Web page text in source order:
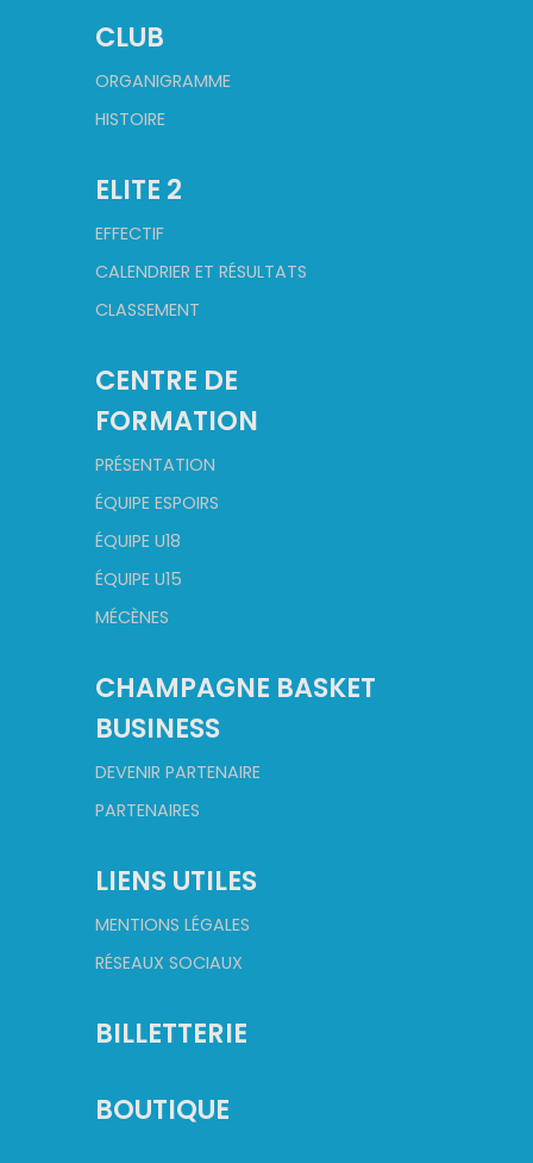
CLUB
ORGANIGRAMME
HISTOIRE
ELITE 2
EFFECTIF
CALENDRIER ET RÉSULTATS
CLASSEMENT
CENTRE DE
FORMATION
PRÉSENTATION
ÉQUIPE ESPOIRS
ÉQUIPE U18
ÉQUIPE U15
MÉCÈNES
CHAMPAGNE BASKET
BUSINESS
DEVENIR PARTENAIRE
PARTENAIRES
LIENS UTILES
MENTIONS LÉGALES
RÉSEAUX SOCIAUX
BILLETTERIE
BOUTIQUE